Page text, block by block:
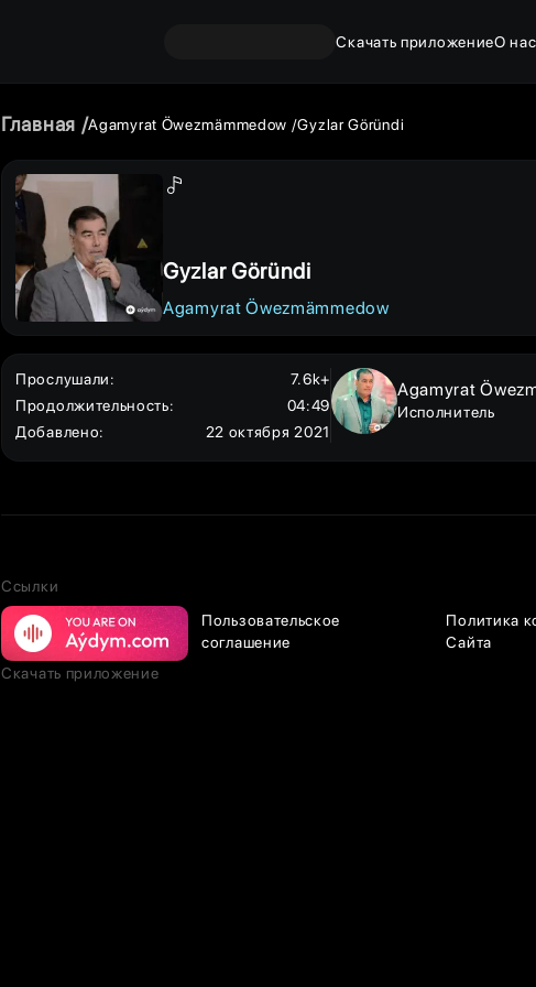
Скачать приложениеО нас
Главная Agamyrat Öwezmämmedow Gyzlar Göründi
Gyzlar Göründi
Agamyrat Öwezmämmedow
Прослушали:
7.6k+
Продолжительность:
04:49
Добавлено: 22 октября 2021
Agamyrat
Исполнитель
Ссылки
Пользовательское
соглашение
Политика
Сайта
Скачать приложение